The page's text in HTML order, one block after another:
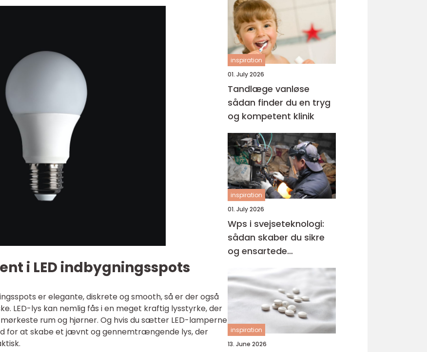
i LED indbygningsspots
er elegante, diskrete og smooth, så er der også
LED-lys kan nemlig fås i en meget kraftig lysstyrke, der
rum og hjørner. Og hvis du sætter LED-lamperne
for at skabe et jævnt og gennemtrængende lys, der
inspiration
01. July 2026
Tandlæge vanløse
sådan finder du en tryg
og kompetent klinik
inspiration
01. July 2026
Wps i svejseteknologi:
sådan skaber du sikre
og ensartede
inspiration
13. June 2026